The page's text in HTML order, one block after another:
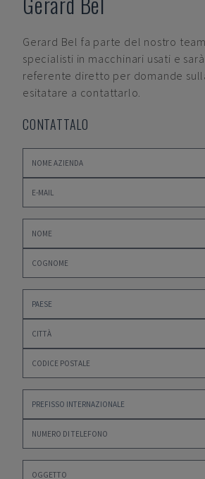
Gerard Bel fa parte del nostro
specialisti in macchinari usati e
referente diretto per domande
esitatare a contattarlo.
CONTATTALO